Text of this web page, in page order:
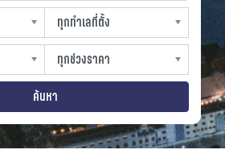
ทุกทำเลที่ตั้ง
slocation
ทุกช่วงราคา
sprice
ค้นหา